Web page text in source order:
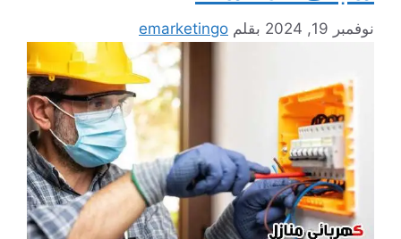
نوفمبر 19, 2024 بقلم emarketingo